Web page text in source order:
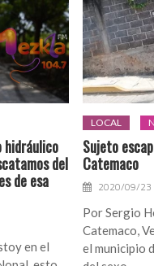
hidráulico
del
de esa
en el
LOCAL
Sujeto
Catemaco
2020/09/23
Por Sergio
Catemaco,
el municipio